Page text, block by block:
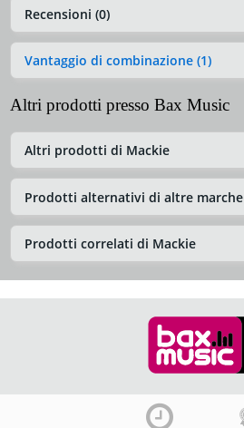
Recensioni (0)
Vantaggio di combinazione (1)
Altri prodotti presso Bax Music
Altri prodotti di Mackie
Prodotti alternativi di altre marche
Prodotti correlati di Mackie